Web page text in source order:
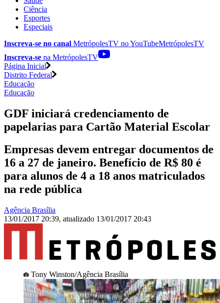
Ciência
Esportes
Especiais
Inscreva-se no canal MetrópolesTV noYouTubeMetrópolesTV
Inscreva-se na MetrópolesTV
Página Inicial
Distrito Federal
Educação
Educação
GDF iniciará credenciamento de
papelarias para Cartão Material Escolar
Empresas devem entregar documentos de
16 a 27 de janeiro. Benefício de R$ 80 é
para alunos de 4 a 18 anos matriculados
na rede pública
Agência Brasília
13/01/2017 20:39, atualizado 13/01/2017 20:43
Tony Winston/Agência Brasília